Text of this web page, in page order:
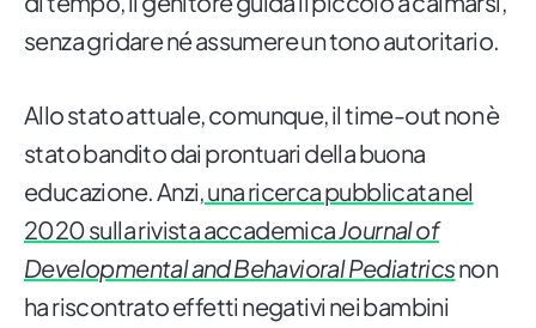
senza gridare né assumere un tono autoritario.
Allo stato attuale, comunque, il time-out non è
stato bandito dai prontuari della buona
educazione. Anzi,una ricerca pubblicata nel
2020 sulla rivista accademicaJournal of
Developmental and Behavioral Pediatricsnon
ha riscontrato effetti negativi nei bambini